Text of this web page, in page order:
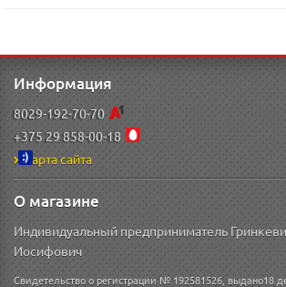
Информация
8029-192-70-70
+375 29 858-00-18
Карта сайта
О магазине
Индивидуальный предприниматель
Иосифович
Свидетельство о регистрации № 192581526, выдано18